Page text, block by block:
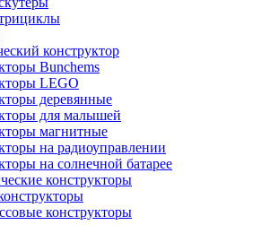
конструктор
Bunchems
LEGO
деревянные
для малышей
магнитные
на радиоуправлении
на солнечной батарее
конструкторы
конструкторы